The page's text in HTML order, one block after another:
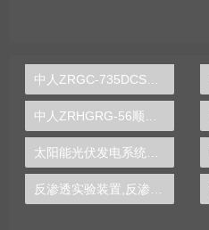
中人ZRGC-735DCS分布式过程控制系统实训装置